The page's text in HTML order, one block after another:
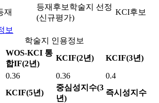
재
등재후보학술지 선정
(신규평가)
KCI후보
보
학술지 인용정보
WOS-KCI 통
합IF(2년)
KCIF(2년) KCIF(3년)
0.36 0.36
0.4
KCIF(5년)
중심성지수(3
년)
즉시성지수